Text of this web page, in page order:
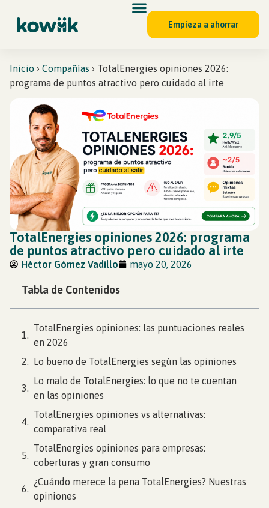
Empieza a ahorrar
Inicio › Compañías › TotalEnergies opiniones 2026:
programa de puntos atractivo pero cuidado al irte
TotalEnergies opiniones 2026: programa
de puntos atractivo pero cuidado al irte
Héctor Gómez Vadillo mayo 20, 2026
Tabla de Contenidos
TotalEnergies opiniones: las puntuaciones reales
en 2026
Lo bueno de TotalEnergies según las opiniones
Lo malo de TotalEnergies: lo que no te cuentan
en las opiniones
TotalEnergies opiniones vs alternativas:
comparativa real
TotalEnergies opiniones para empresas:
coberturas y gran consumo
¿Cuándo merece la pena TotalEnergies? Nuestras
opiniones